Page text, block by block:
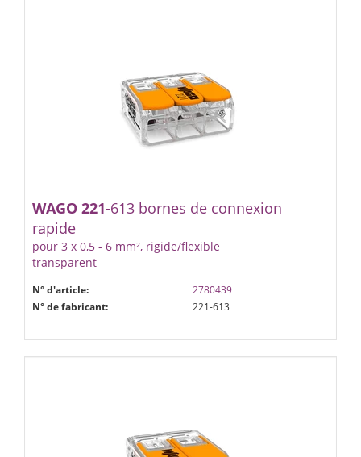
WAGO 221-613 bornes de connexion
rapide
pour 3 x 0,5 - 6 mm², rigide/flexible
transparent
N° d'article:
2780439
N° de fabricant:
221-613